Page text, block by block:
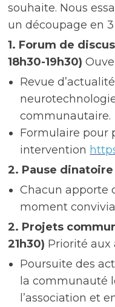
souhaite. Nous
un découpage en
1. Forum de
18h30-19h30)
Revue
communautaire.
Formulaire pour
intervention
2. Pause dinatoire
Chacun apporte
moment
2. Projets
21h30) Priorité aux
Poursuite des
la communauté
l’association et